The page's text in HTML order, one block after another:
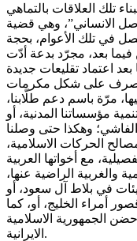
تلك العلاقات بالتماهي
الانساني”، وهي قضية
في تلك الأعوام، بحجة
فيما بعد، مجرّد بدعة أدّت
اعتماد تقليعات جديدة
تصرف على شكل مكرمات
مرّة باسم دعم طلّابنا،
مؤسساتنا المدنية، أو
وهكذا حتى وصلنا
الحركات الاسلامية،
مع أخواتها العربية
والغربية الراضية عنها،
في بلاط آل سعود، أو
أمراء الخليج، أو، كما
الجمهورية الاسلامية
الايرانية.